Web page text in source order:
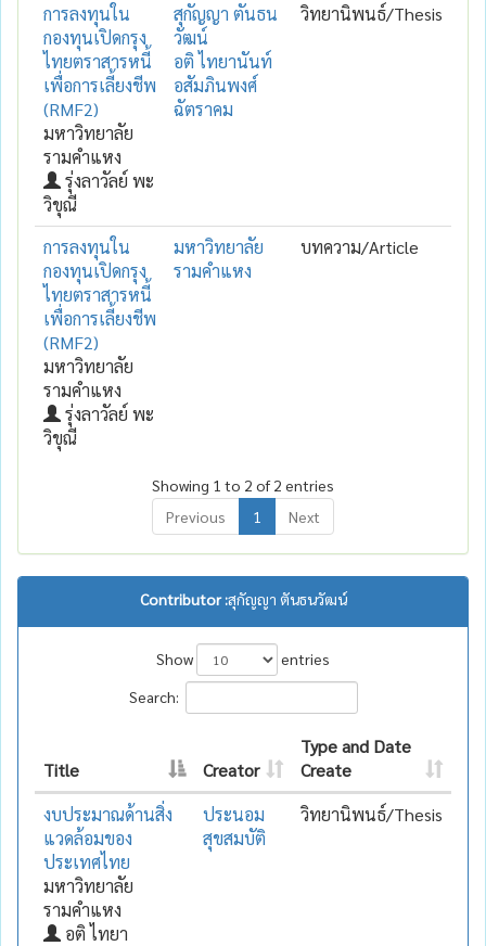
การลงทุนใน
กองทุนเปิดกรุง
ไทยตราสารหนี้
เพื่อการเลี้ยงชีพ
(RMF2)
มหาวิทยาลัย
รามคำแหง
รุ่งลาวัลย์ พะ
วิขุณี
สุกัญญา ตันธน
วัฒน์
อติ ไทยานันท์
อสัมภินพงศ์
ฉัตราคม
วิทยานิพนธ์/Thesis
การลงทุนใน
กองทุนเปิดกรุง
ไทยตราสารหนี้
เพื่อการเลี้ยงชีพ
(RMF2)
มหาวิทยาลัย
รามคำแหง
รุ่งลาวัลย์ พะ
วิขุณี
มหาวิทยาลัย
รามคำแหง
บทความ/Article
Showing 1 to 2 of 2 entries
Previous
1 Next
Contributor :สุกัญญา ตันธนวัฒน์
Show
entries
Search:
Title Creator
Type and Date
Create
งบประมาณด้านสิ่ง
แวดล้อมของ
ประเทศไทย
มหาวิทยาลัย
รามคำแหง
อติ ไทยา
ประนอม
สุขสมบัติ
วิทยานิพนธ์/Thesis